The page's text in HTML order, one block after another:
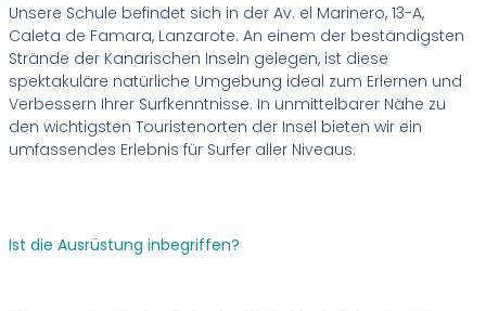
Unsere Schule befindet sich in der Av. el Marinero, 13-A,
Caleta de Famara, Lanzarote. An einem der beständigsten
Strände der Kanarischen Inseln gelegen, ist diese
spektakuläre natürliche Umgebung ideal zum Erlernen und
Verbessern Ihrer Surfkenntnisse. In unmittelbarer Nähe zu
den wichtigsten Touristenorten der Insel bieten wir ein
umfassendes Erlebnis für Surfer aller Niveaus.
Ist die Ausrüstung inbegriffen?